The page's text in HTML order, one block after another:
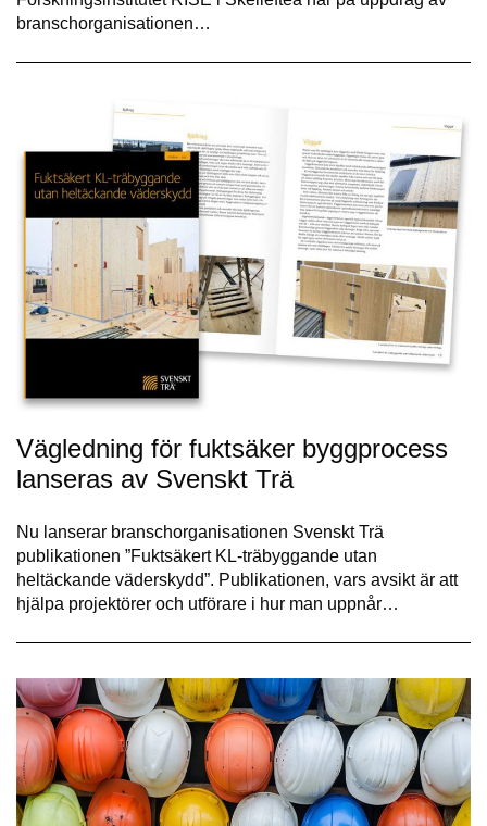
branschorganisationen…
Vägledning för fuktsäker byggprocess
lanseras av Svenskt Trä
Nu lanserar branschorganisationen Svenskt Trä
publikationen ”Fuktsäkert KL-träbyggande utan
heltäckande väderskydd”. Publikationen, vars avsikt är att
hjälpa projektörer och utförare i hur man uppnår…